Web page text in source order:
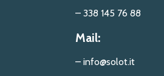
– 338 145 76 88
Mail:
– info@solot.it